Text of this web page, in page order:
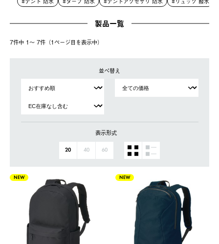
製品一覧
7件中 1〜 7件（1ページ⽬を表⽰中）
並べ替え
表示形式
20 40 60
NEW NEW